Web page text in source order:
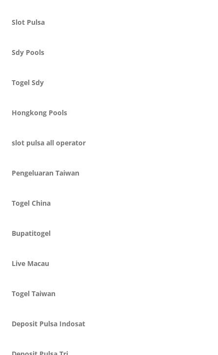
Slot Pulsa
Sdy Pools
Togel Sdy
Hongkong Pools
slot pulsa all operator
Pengeluaran Taiwan
Togel China
Bupatitogel
Live Macau
Togel Taiwan
Deposit Pulsa Indosat